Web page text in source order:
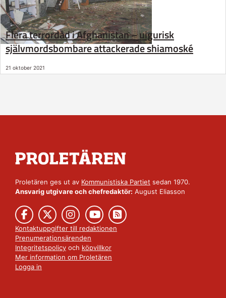
Flera terrordåd i Afghanistan – uigurisk
självmordsbombare attackerade shiamoské
21 oktober 2021
Proletären ges ut av Kommunistiska Partiet sedan 1970.
Ansvarig utgivare och chefredaktör: August Eliasson
Kontaktuppgifter till redaktionen
Prenumerationsärenden
Integritetspolicy och köpvillkor
Mer information om Proletären
Logga in